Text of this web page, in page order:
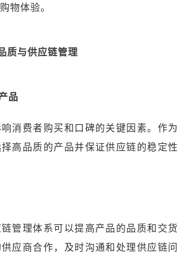
物体验。
质与供应链管理
品
消费者购买和口碑的关键因素。作为
高品质的产品并保证供应链的稳定性
管理体系可以提高产品的品质和交货
应商合作，及时沟通和处理供应链问